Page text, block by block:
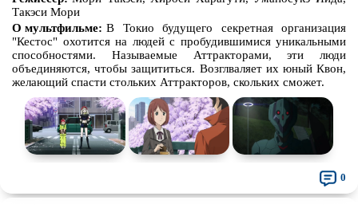
Такэси Мори
О мультфильме: В Токио будущего секретная организация
"Кестос" охотится на людей с пробудившимися уникальными
способностями. Называемые Аттракторами, эти люди
объединяются, чтобы защититься. Возглваляет их юный Квон,
желающий спасти стольких Аттракторов, скольких сможет.
0